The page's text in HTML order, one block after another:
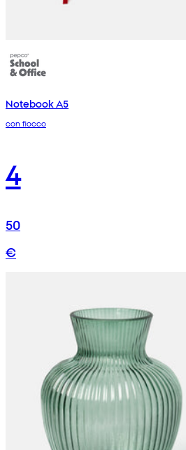
Notebook A5
con fiocco
4
50
€